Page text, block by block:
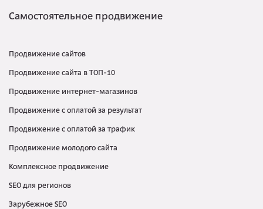
Самостоятельное продвижение
Продвижение сайтов
Продвижение сайта в ТОП-10
Продвижение интернет-магазинов
Продвижение с оплатой за результат
Продвижение с оплатой за трафик
Продвижение молодого сайта
Комплексное продвижение
SEO для регионов
Зарубежное SEO